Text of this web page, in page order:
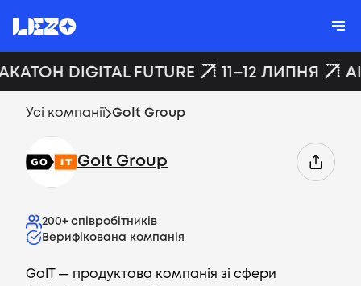
DIGITAL FUTURE 11–12 ЛИПНЯ
Усі компанії GoIt Group
GoIt Group
200+ співробітників
Верифікована компанія
GoIT — продуктова компанія зі сфери